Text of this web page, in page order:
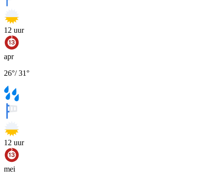
12 uur
apr
26°/31°
12 uur
mei